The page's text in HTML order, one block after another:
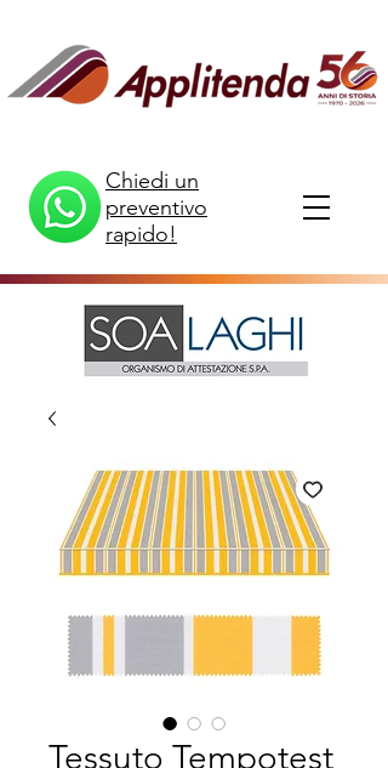
Chiedi un
preventivo
rapido!
Tessuto Tempotest